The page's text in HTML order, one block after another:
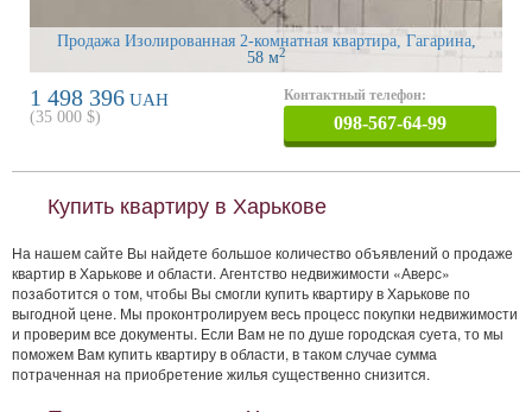
Продажа Изолированная 2-комнатная квартира, Гагарина,
58 м2
1 498 396 UAH
(35 000 $)
Контактный телефон:
098-567-64-99
Купить квартиру в Харькове
На нашем сайте Вы найдете большое количество объявлений о продаже
квартир в Харькове и области. Агентство недвижимости «Аверс»
позаботится о том, чтобы Вы смогли купить квартиру в Харькове по
выгодной цене. Мы проконтролируем весь процесс покупки недвижимости
и проверим все документы. Если Вам не по душе городская суета, то мы
поможем Вам купить квартиру в области, в таком случае сумма
потраченная на приобретение жилья существенно снизится.